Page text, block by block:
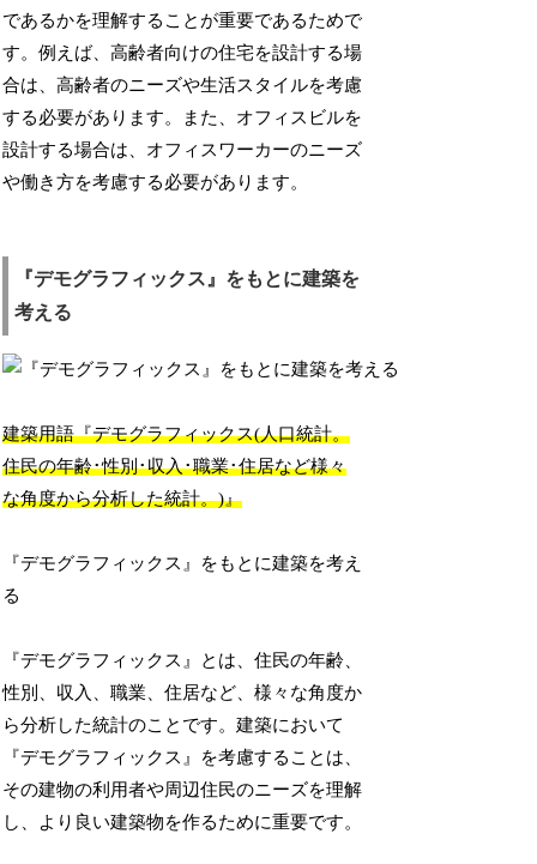
であるかを理解することが重要であるためで
す。例えば、高齢者向けの住宅を設計する場
合は、高齢者のニーズや生活スタイルを考慮
する必要があります。また、オフィスビルを
設計する場合は、オフィスワーカーのニーズ
や働き方を考慮する必要があります。
『デモグラフィックス』をもとに建築を
考える
建築用語『デモグラフィックス(人口統計。
住民の年齢･性別･収入･職業･住居など様々
な角度から分析した統計。)』
『デモグラフィックス』をもとに建築を考え
る
『デモグラフィックス』とは、住民の年齢、
性別、収入、職業、住居など、様々な角度か
ら分析した統計のことです。建築において
『デモグラフィックス』を考慮することは、
その建物の利用者や周辺住民のニーズを理解
し、より良い建築物を作るために重要です。